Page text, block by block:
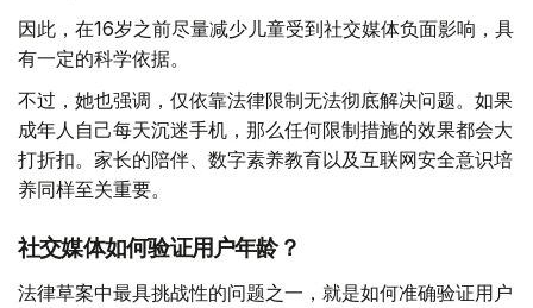
因此，在16岁之前尽量减少儿童受到社交媒体负面影响，具
有一定的科学依据。
不过，她也强调，仅依靠法律限制无法彻底解决问题。如果
成年人自己每天沉迷手机，那么任何限制措施的效果都会大
打折扣。家长的陪伴、数字素养教育以及互联网安全意识培
养同样至关重要。
社交媒体如何验证用户年龄？
法律草案中最具挑战性的问题之一，就是如何准确验证用户